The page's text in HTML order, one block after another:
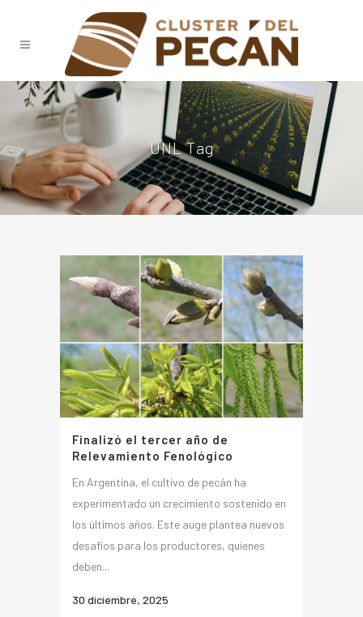
UNL Tag
Finalizó el tercer año de
Relevamiento Fenológico
En Argentina, el cultivo de pecán ha
experimentado un crecimiento sostenido en
los últimos años. Este auge plantea nuevos
desafíos para los productores, quienes
deben...
30 diciembre, 2025